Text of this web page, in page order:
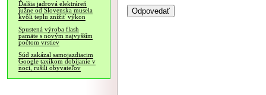
Ďalšia jadrová elektráreň
južne od Slovenska musela
kvôli teplu znížiť výkon
Spustená výroba flash
pamäte s novým najvyšším
počtom vrstiev
Súd zakázal samojazdiacim
Google taxíkom dobíjanie v
noci, rušili obyvateľov